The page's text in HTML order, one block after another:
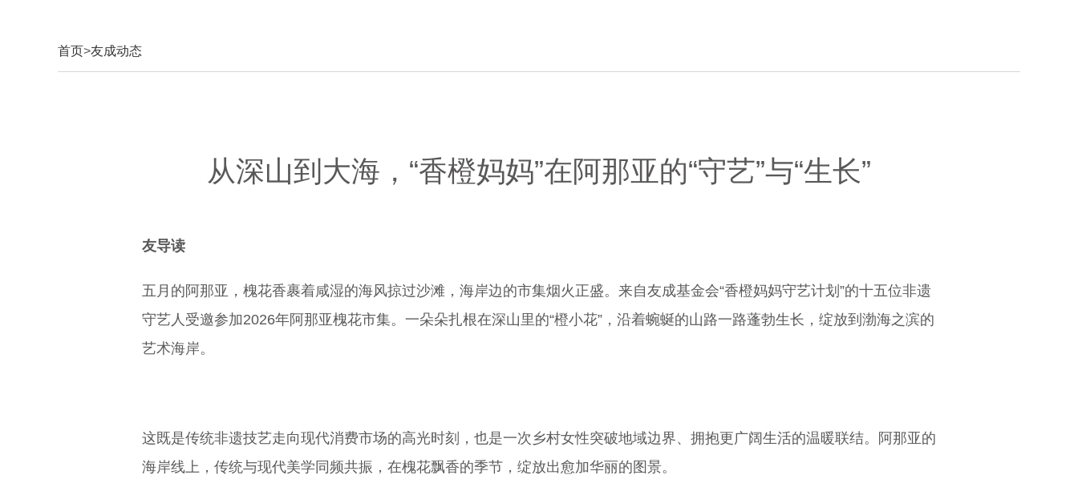
首页>友成动态
从深山到大海，“香橙妈妈”在阿那亚的“守艺”与“生长”
友导读
五月的阿那亚，槐花香裹着咸湿的海风掠过沙滩，海岸边的市集烟火正盛。来自友成基金会“香橙妈妈守艺计划”的十五位非遗
守艺人受邀参加2026年阿那亚槐花市集。一朵朵扎根在深山里的“橙小花”，沿着蜿蜒的山路一路蓬勃生长，绽放到渤海之滨的
艺术海岸。
这既是传统非遗技艺走向现代消费市场的高光时刻，也是一次乡村女性突破地域边界、拥抱更广阔生活的温暖联结。阿那亚的
海岸线上，传统与现代美学同频共振，在槐花飘香的季节，绽放出愈加华丽的图景。